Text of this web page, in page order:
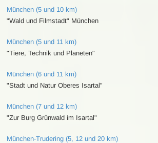
München (5 und 10 km)
"Wald und Filmstadt" München
München (5 und 11 km)
"Tiere, Technik und Planeten"
München (6 und 11 km)
"Stadt und Natur Oberes Isartal"
München (7 und 12 km)
"Zur Burg Grünwald im Isartal"
München-Trudering (5, 12 und 20 km)